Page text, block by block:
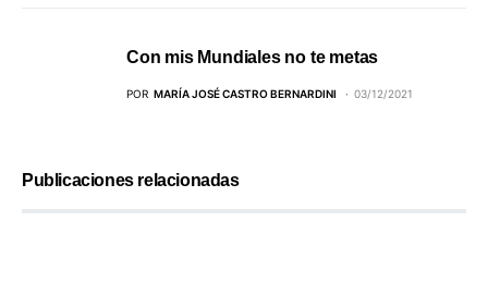
Con mis Mundiales no te metas
POR MARÍA JOSÉ CASTRO BERNARDINI 03/12/2021
Publicaciones relacionadas